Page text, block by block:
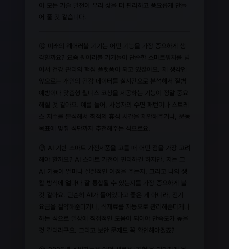
이 모든 기술 발전이 우리 삶을 더 편리하고 풍요롭게 만들
어 줄 것 같습니다.
🤔 미래의 웨어러블 기기는 어떤 기능을 가장 중요하게 생
각할까요? 요즘 웨어러블 기기들이 단순한 스마트워치를 넘
어서 건강 관리의 핵심 플랫폼이 되고 있잖아요. 제 생각엔
앞으로는 개인의 건강 데이터를 실시간으로 분석해서 질병
예방이나 맞춤형 웰니스 코칭을 제공하는 기능이 정말 중요
해질 것 같아요. 예를 들어, 사용자의 수면 패턴이나 스트레
스 지수를 분석해서 최적의 휴식 시간을 제안해주거나, 운동
목표에 맞춰 식단까지 추천해주는 식으로요.
🧐 AI 기반 스마트 가전제품을 고를 때 어떤 점을 가장 고려
해야 할까요? AI 스마트 가전이 편리하긴 하지만, 저는 그
AI 기능이 얼마나 실질적인 이점을 주는지, 그리고 나의 생
활 방식에 얼마나 잘 통합될 수 있는지를 가장 중요하게 볼
것 같아요. 단순히 AI가 들어있다고 좋은 게 아니라, 전기
요금을 절약해준다거나, 식재료를 자동으로 관리해준다거나